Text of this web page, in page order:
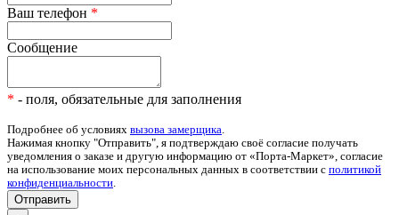
Ваш телефон *
Сообщение
* - поля, обязательные для заполнения
Подробнее об условиях вызова замерщика.
Нажимая кнопку "Отправить", я подтверждаю своё согласие получать
уведомления о заказе и другую информацию от «Порта-Маркет», согласие
на использование моих персональных данных в соответствии с политикой
конфиденциальности.
Отправить